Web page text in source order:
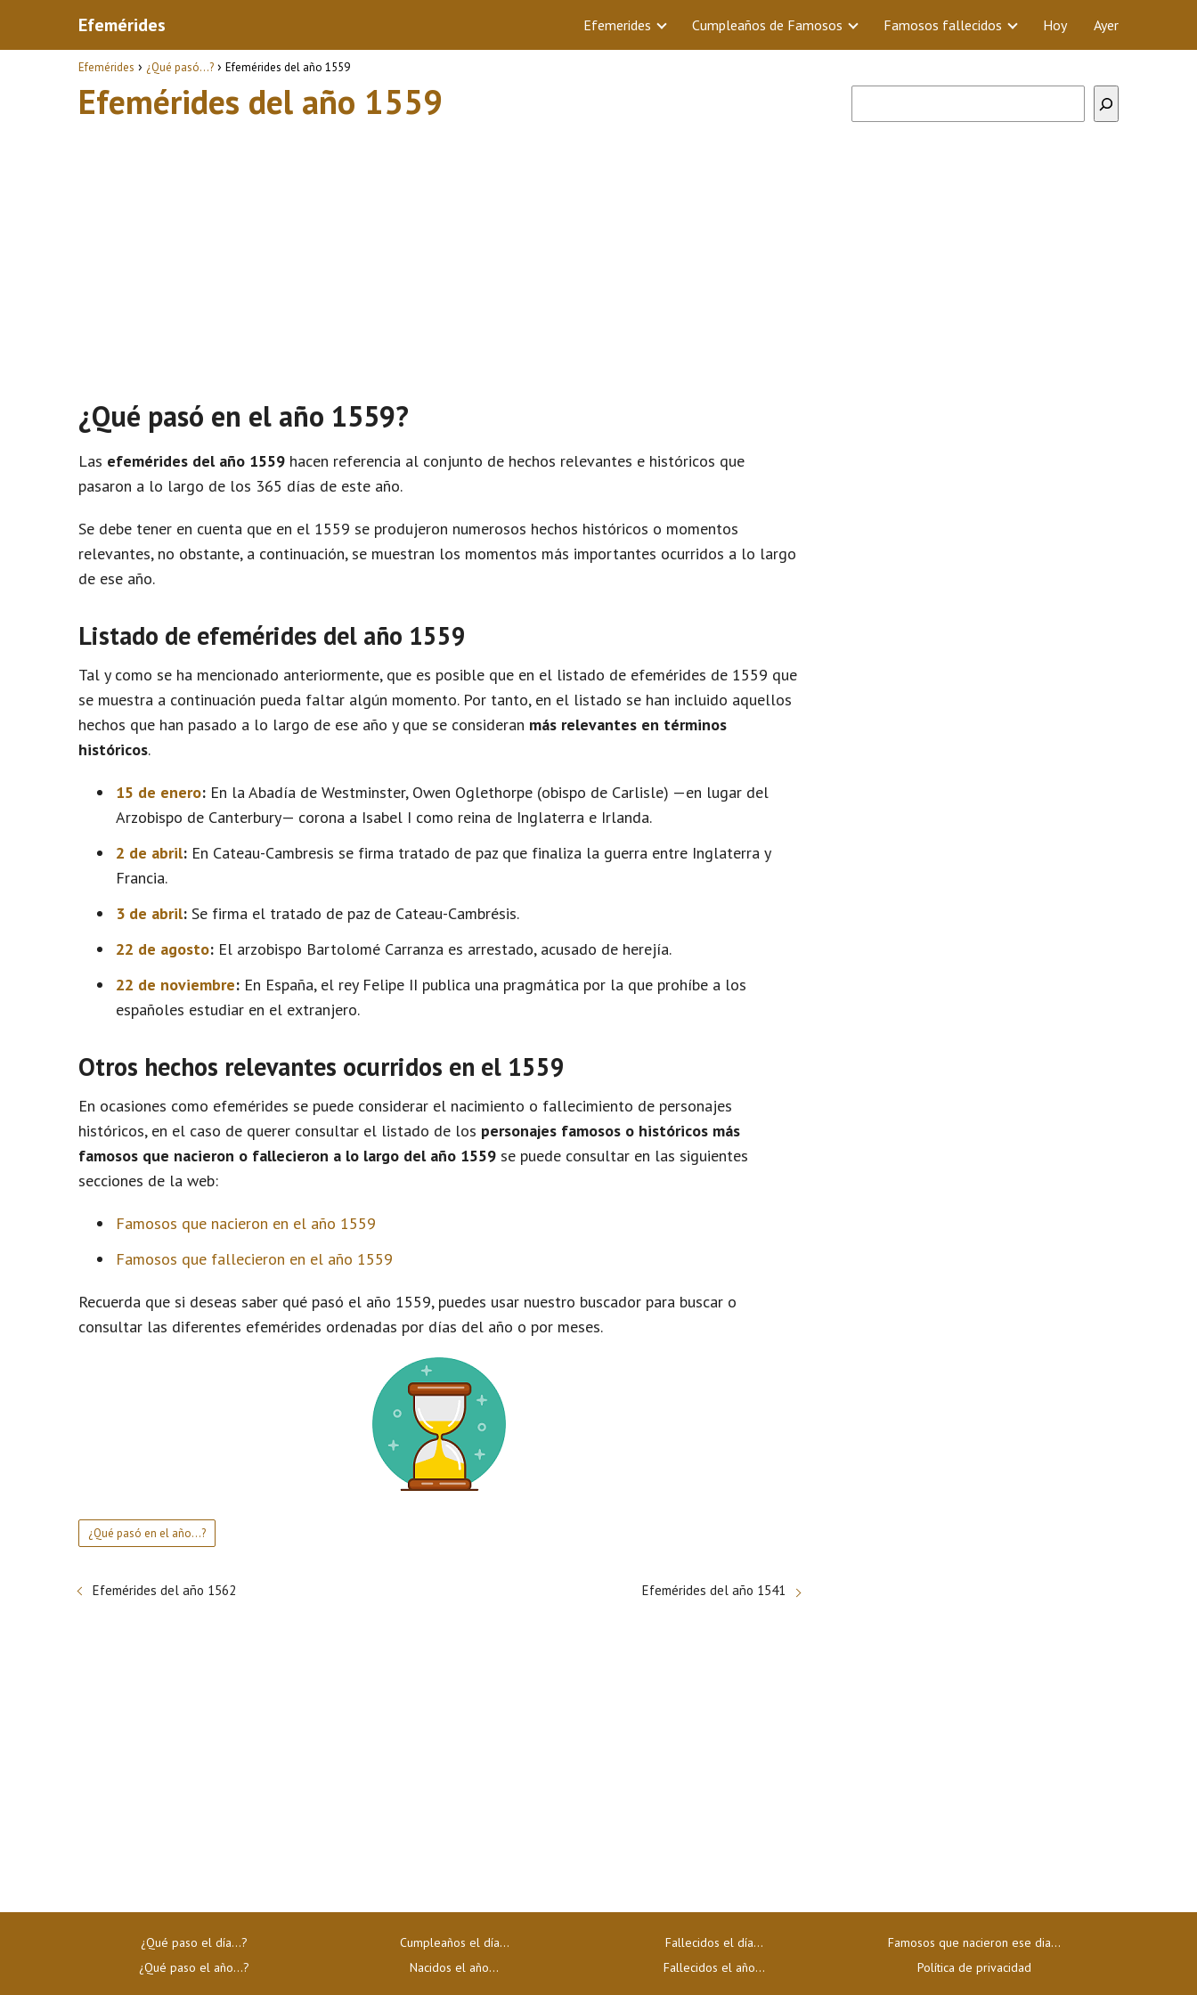
Efemérides Efemerides Cumpleaños de Famosos Famosos fallecidos Hoy Ayer
Efemérides ¿Qué pasó...? Efemérides del año 1559
Efemérides del año 1559
¿Qué pasó en el año 1559?
Las efemérides del año 1559 hacen referencia al conjunto de hechos relevantes e históricos que
pasaron a lo largo de los 365 días de este año.
Se debe tener en cuenta que en el 1559 se produjeron numerosos hechos históricos o momentos
relevantes, no obstante, a continuación, se muestran los momentos más importantes ocurridos a lo largo
de ese año.
Listado de efemérides del año 1559
Tal y como se ha mencionado anteriormente, que es posible que en el listado de efemérides de 1559 que
se muestra a continuación pueda faltar algún momento. Por tanto, en el listado se han incluido aquellos
hechos que han pasado a lo largo de ese año y que se consideran más relevantes en términos
históricos.
15 de enero: En la Abadía de Westminster, Owen Oglethorpe (obispo de Carlisle) —en lugar del
Arzobispo de Canterbury— corona a Isabel I como reina de Inglaterra e Irlanda.
2 de abril: En Cateau-Cambresis se firma tratado de paz que finaliza la guerra entre Inglaterra y
Francia.
3 de abril: Se firma el tratado de paz de Cateau-Cambrésis.
22 de agosto: El arzobispo Bartolomé Carranza es arrestado, acusado de herejía.
22 de noviembre: En España, el rey Felipe II publica una pragmática por la que prohíbe a los
españoles estudiar en el extranjero.
Otros hechos relevantes ocurridos en el 1559
En ocasiones como efemérides se puede considerar el nacimiento o fallecimiento de personajes
históricos, en el caso de querer consultar el listado de los personajes famosos o históricos más
famosos que nacieron o fallecieron a lo largo del año 1559 se puede consultar en las siguientes
secciones de la web:
Famosos que nacieron en el año 1559
Famosos que fallecieron en el año 1559
Recuerda que si deseas saber qué pasó el año 1559, puedes usar nuestro buscador para buscar o
consultar las diferentes efemérides ordenadas por días del año o por meses.
¿Qué pasó en el año...?
Efemérides del año 1562 Efemérides del año 1541
¿Qué paso el día…?
¿Qué paso el año…?
Cumpleaños el día…
Nacidos el año…
Fallecidos el día…
Fallecidos el año…
Famosos que nacieron ese dia...
Política de privacidad